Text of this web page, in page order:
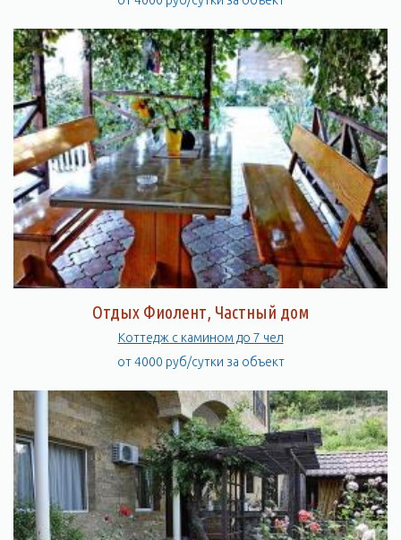
Отдых Фиолент, Частный дом
Коттедж с камином до 7 чел
от 4000 руб/сутки за объект